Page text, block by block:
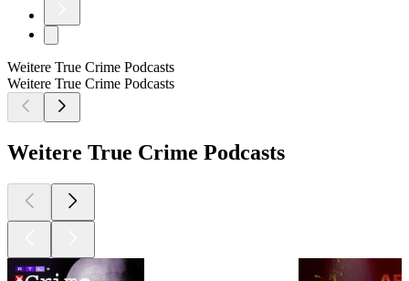
Weitere True Crime Podcasts
Weitere True Crime Podcasts
Weitere True Crime Podcasts